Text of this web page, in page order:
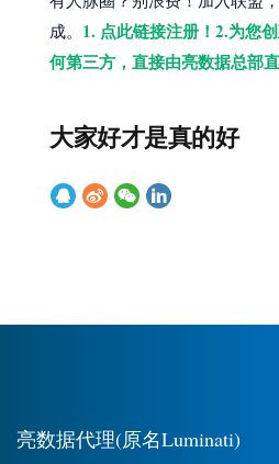
成。 1. 点此链接注册！2.为您
何第三方，直接由亮数据总部
大家好才是真的好
亮数据代理(原名Luminati)